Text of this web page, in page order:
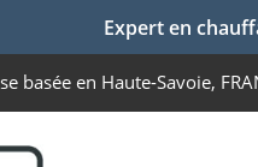
Expert en
basée en Haute-Savoie,